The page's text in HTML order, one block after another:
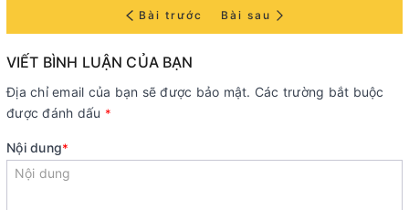
Bài trước Bài sau
VIẾT BÌNH LUẬN CỦA BẠN
Địa chỉ email của bạn sẽ được bảo mật. Các trường bắt buộc
được đánh dấu *
Nội dung*